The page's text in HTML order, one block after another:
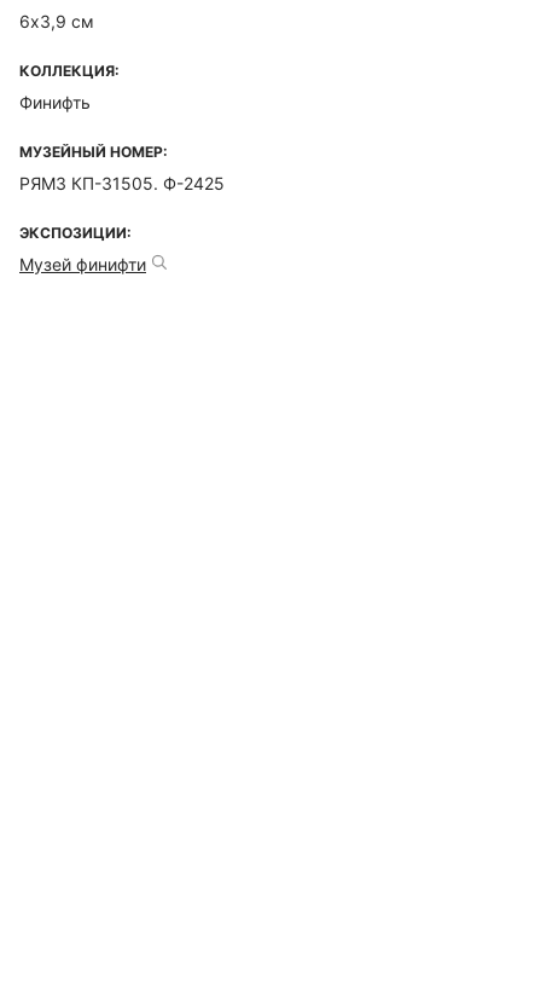
6х3,9 см
КОЛЛЕКЦИЯ:
Финифть
МУЗЕЙНЫЙ НОМЕР:
РЯМЗ КП-31505. Ф-2425
ЭКСПОЗИЦИИ:
Музей финифти